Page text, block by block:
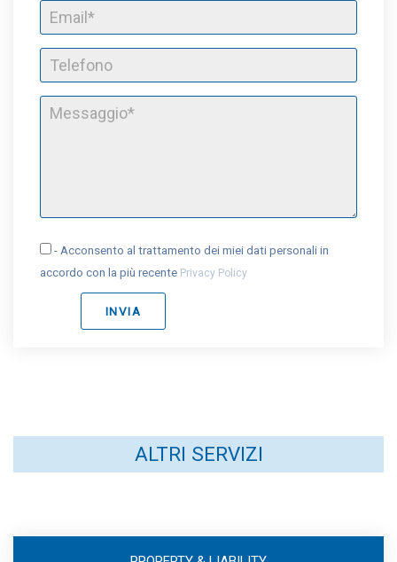
- Acconsento al trattamento dei miei dati personali in
accordo con la più recente Privacy Policy
ALTRI SERVIZI